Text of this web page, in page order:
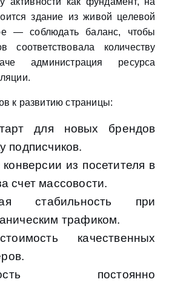
здание из живой целевой
— соблюдать баланс, чтобы
соответствовала количеству
администрация ресурса
к развитию страницы:
для новых брендов
подписчиков.
из посетителя в
счет массовости.
стабильность при
трафиком.
качественных
постоянно